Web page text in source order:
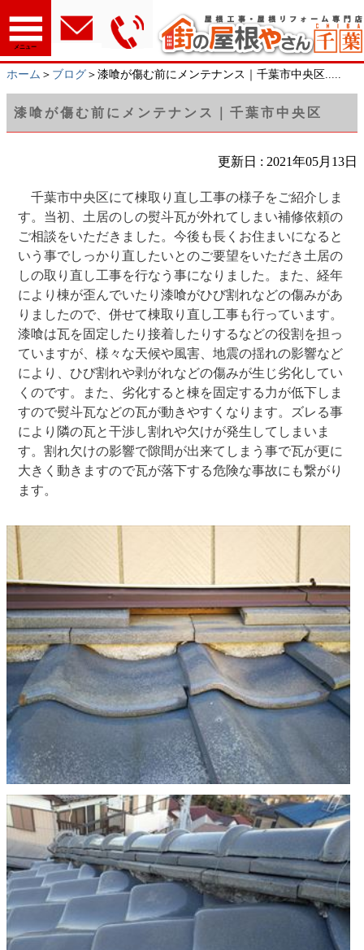
メニュー
ホーム ＞ ブログ ＞漆喰が傷む前にメンテナンス｜千葉市中央区.....
漆喰が傷む前にメンテナンス｜千葉市中央区
更新日 : 2021年05月13日
千葉市中央区にて棟取り直し工事の様子をご紹介しま
す。当初、土居のしの熨斗瓦が外れてしまい補修依頼の
ご相談をいただきました。今後も長くお住まいになると
いう事でしっかり直したいとのご要望をいただき土居の
しの取り直し工事を行なう事になりました。また、経年
により棟が歪んでいたり漆喰がひび割れなどの傷みがあ
りましたので、併せて棟取り直し工事も行っています。
漆喰は瓦を固定したり接着したりするなどの役割を担っ
ていますが、様々な天候や風害、地震の揺れの影響など
により、ひび割れや剥がれなどの傷みが生じ劣化してい
くのです。また、劣化すると棟を固定する力が低下しま
すので熨斗瓦などの瓦が動きやすくなります。ズレる事
により隣の瓦と干渉し割れや欠けが発生してしまいま
す。割れ欠けの影響で隙間が出来てしまう事で瓦が更に
大きく動きますので瓦が落下する危険な事故にも繋がり
ます。